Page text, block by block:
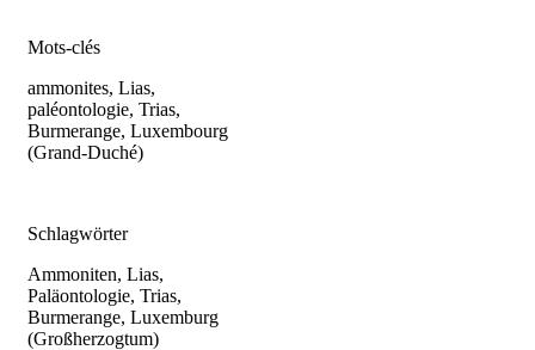
Mots-clés
ammonites, Lias,
paléontologie, Trias,
Burmerange, Luxembourg
(Grand-Duché)
Schlagwörter
Ammoniten, Lias,
Paläontologie, Trias,
Burmerange, Luxemburg
(Großherzogtum)